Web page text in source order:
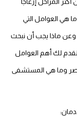
العوامل التي
يجب أن نبحث
لك أهم العوامل
وما هي المستشفى